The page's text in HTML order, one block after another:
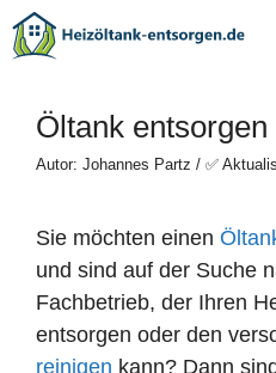
Zum
Inhalt
Öltank
Autor: Johannes Partz / ✅
Sie möchten einen
und sind auf der Suche
Fachbetrieb, der Ihren
entsorgen oder den
reinigen kann? Dann